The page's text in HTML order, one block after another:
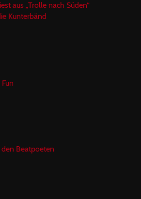
aus „Trolle nach Süden“
Kunterbänd
Beatpoeten